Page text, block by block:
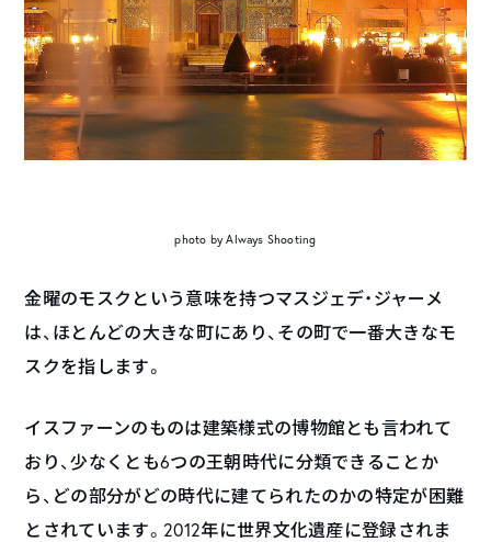
photo by Always Shooting
金曜のモスクという意味を持つマスジェデ・ジャーメ
は、ほとんどの大きな町にあり、その町で一番大きなモ
スクを指します。
イスファーンのものは建築様式の博物館とも言われて
おり、少なくとも6つの王朝時代に分類できることか
ら、どの部分がどの時代に建てられたのかの特定が困難
とされています。2012年に世界文化遺産に登録されま